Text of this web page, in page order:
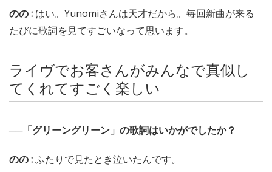
のの : はい。Yunomiさんは天才だから。毎回新曲が来る
たびに歌詞を見てすごいなって思います。
ライヴでお客さんがみんなで真似し
てくれてすごく楽しい
──「グリーングリーン」の歌詞はいかがでしたか？
のの :ふたりで見たとき泣いたんです。